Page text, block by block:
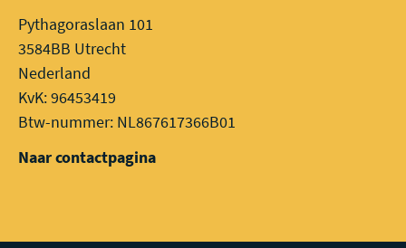
Pythagoraslaan 101
3584BB Utrecht
Nederland
KvK: 96453419
Btw-nummer: NL867617366B01
Naar contactpagina